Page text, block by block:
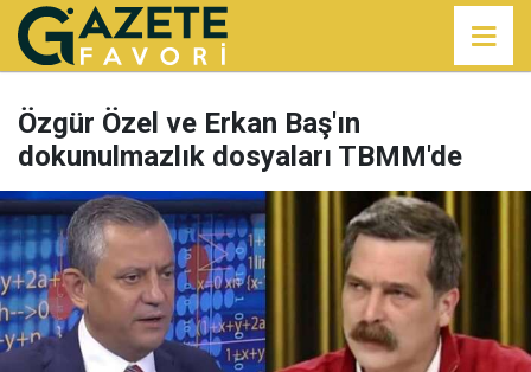
Özgür Özel ve Erkan Baş'ın
dokunulmazlık dosyaları TBMM'de